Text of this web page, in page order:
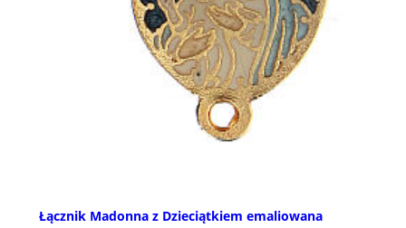
Łącznik Madonna z Dzieciątkiem emaliowana